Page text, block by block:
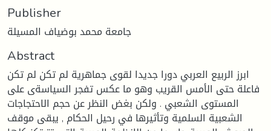
Publisher
جامعة محمد بوضياف المسيلة
Abstract
ابرز الربيع العربي دورا جديدا لقوى جماهرية لم تكن لم تكن
فاعلة حتى الأمس القريب وهو ما عكس تفجر السياسةى على
المستوى الشعبي . ولكن بغض النظر عن حجم الاحتجاجات
الشعبية السلمية وتأثيرها في رحيل الحكام , يبقى موقف